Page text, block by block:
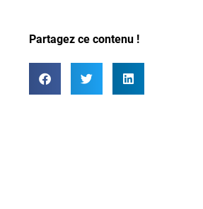
Partagez ce contenu !